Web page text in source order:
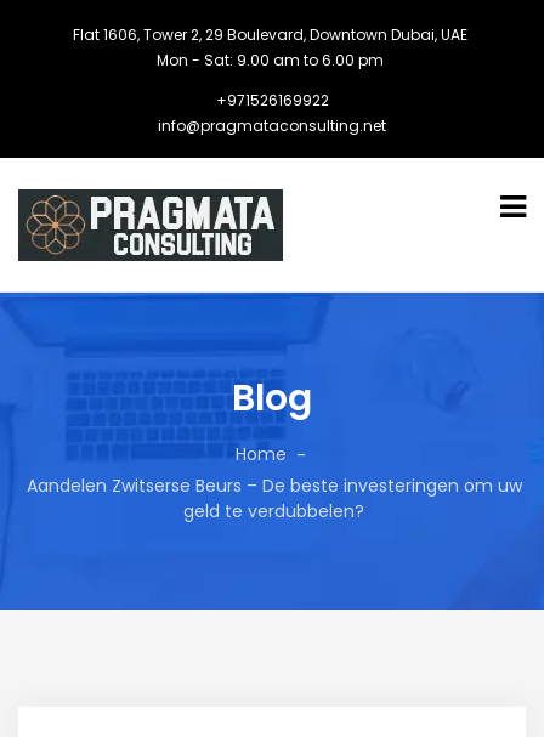
Flat 1606, Tower 2, 29 Boulevard, Downtown Dubai, UAE
Mon - Sat: 9.00 am to 6.00 pm
+971526169922
info@pragmataconsulting.net
Blog
Home
Aandelen Zwitserse Beurs – De beste investeringen om uw
geld te verdubbelen?